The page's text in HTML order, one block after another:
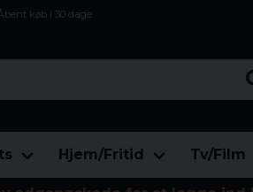
køb i 30 dage
Hjem/Fritid Tv/Film